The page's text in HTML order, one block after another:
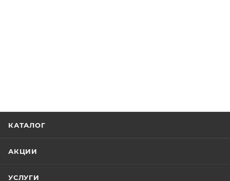
КАТАЛОГ
АКЦИИ
УСЛУГИ